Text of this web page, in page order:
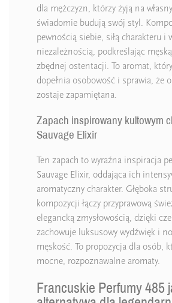
dla mężczyzn, którzy żyją na
świadomie budują swój styl.
pewnością siebie, siłą charakteru i
niezależnością, podkreślając
zbędnej ostentacji. To aromat,
dopełnia osobowość i sprawia, że
zostaje zapamiętana.
Zapach inspirowany kultowym
Sauvage Elixir
Ten zapach to wyraźna inspiracja
Sauvage Elixir, oddająca ich
aromatyczny charakter. Głęboka
kompozycji łączy przyprawową
elegancką zmysłowością, dzięki
zachowuje luksusowy wydźwięk i
męskość. To propozycja dla osób,
mocne, rozpoznawalne aromaty.
Francuskie Perfumy 485